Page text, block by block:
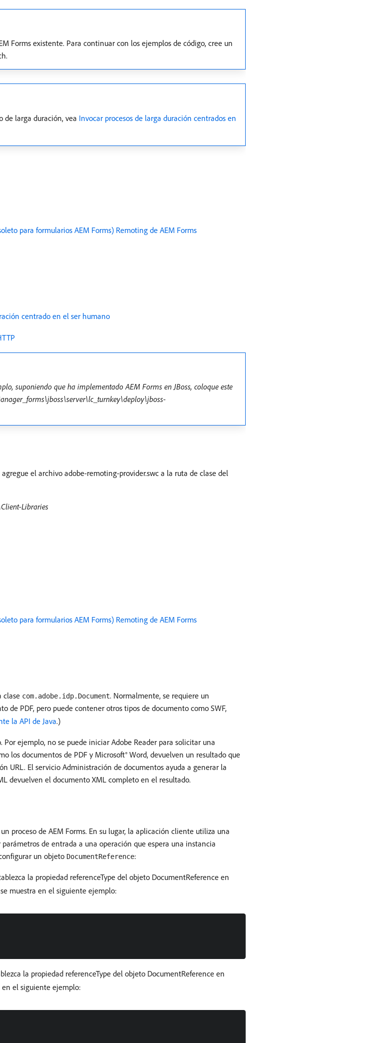
Forms existente. Para continuar con los ejemplos de código, cree un
de larga duración, vea Invocar procesos de larga duración centrados en
para formularios AEM Forms) Remoting de AEM Forms
centrado en el ser humano
suponiendo que ha implementado AEM Forms en JBoss, coloque este
el archivo adobe-remoting-provider.swc a la ruta de clase del
Libraries
para formularios AEM Forms) Remoting de AEM Forms
clase com.adobe.idp.Document. Normalmente, se requiere un
de PDF, pero puede contener otros tipos de documento como SWF,
la API de Java.)
ejemplo, no se puede iniciar Adobe Reader para solicitar una
los documentos de PDF y Microsoft® Word, devuelven un resultado que
URL. El servicio Administración de documentos ayuda a generar la
devuelven el documento XML completo en el resultado.
proceso de AEM Forms. En su lugar, la aplicación cliente utiliza una
parámetros de entrada a una operación que espera una instancia
un objeto DocumentReference:
la propiedad referenceType del objeto DocumentReference en
muestra en el siguiente ejemplo:
la propiedad referenceType del objeto DocumentReference en
en el siguiente ejemplo: